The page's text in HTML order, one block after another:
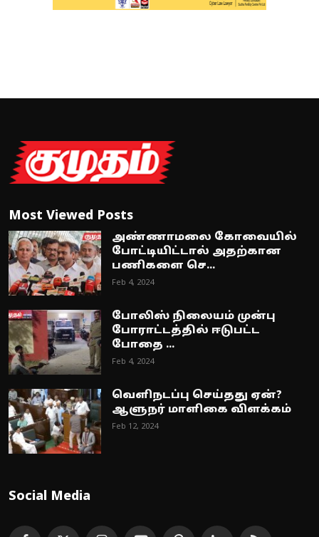
Most Viewed Posts
அண்ணாமலை கோவையில்
போட்டியிட்டால் அதற்கான
பணிகளை செ...
Feb 4, 2024
போலிஸ் நிலையம் முன்பு
போராட்டத்தில் ஈடுபட்ட
போதை ...
Feb 4, 2024
வெளிநடப்பு செய்தது ஏன்?
ஆளுநர் மாளிகை விளக்கம்
Feb 12, 2024
Social Media